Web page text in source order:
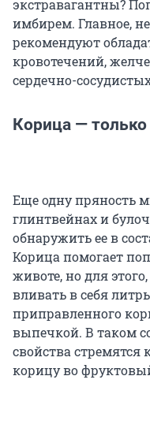
экстравагантны?
имбирем. Главное,
рекомендуют
кровотечений,
сердечно-
Корица —
Еще одну пряность
глинтвейнах и
обнаружить ее в
Корица помогает
животе, но для
вливать в себя
приправленного
выпечкой. В таком
свойства стремятся
корицу во